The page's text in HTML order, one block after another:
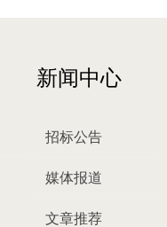
招标公告
媒体报道
文章推荐
新闻中心